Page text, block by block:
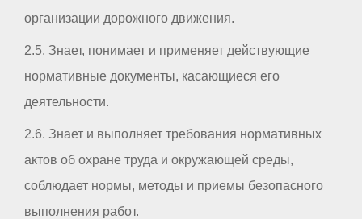
организации дорожного движения.
2.5. Знает, понимает и применяет действующие
нормативные документы, касающиеся его
деятельности.
2.6. Знает и выполняет требования нормативных
актов об охране труда и окружающей среды,
соблюдает нормы, методы и приемы безопасного
выполнения работ.